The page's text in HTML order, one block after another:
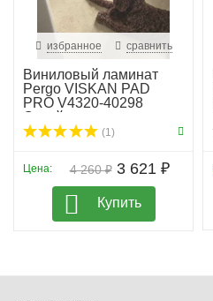
избранное сравнить
Виниловый ламинат
Pergo VISKAN PAD
PRO V4320-40298
Сухой ...
(1)
4 260 ₽
Цена: 3 621 ₽
Купить